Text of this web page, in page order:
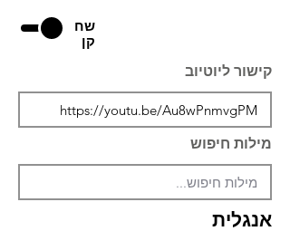
שח
קן
קישור ליוטיוב
מילות חיפוש
אנגלית